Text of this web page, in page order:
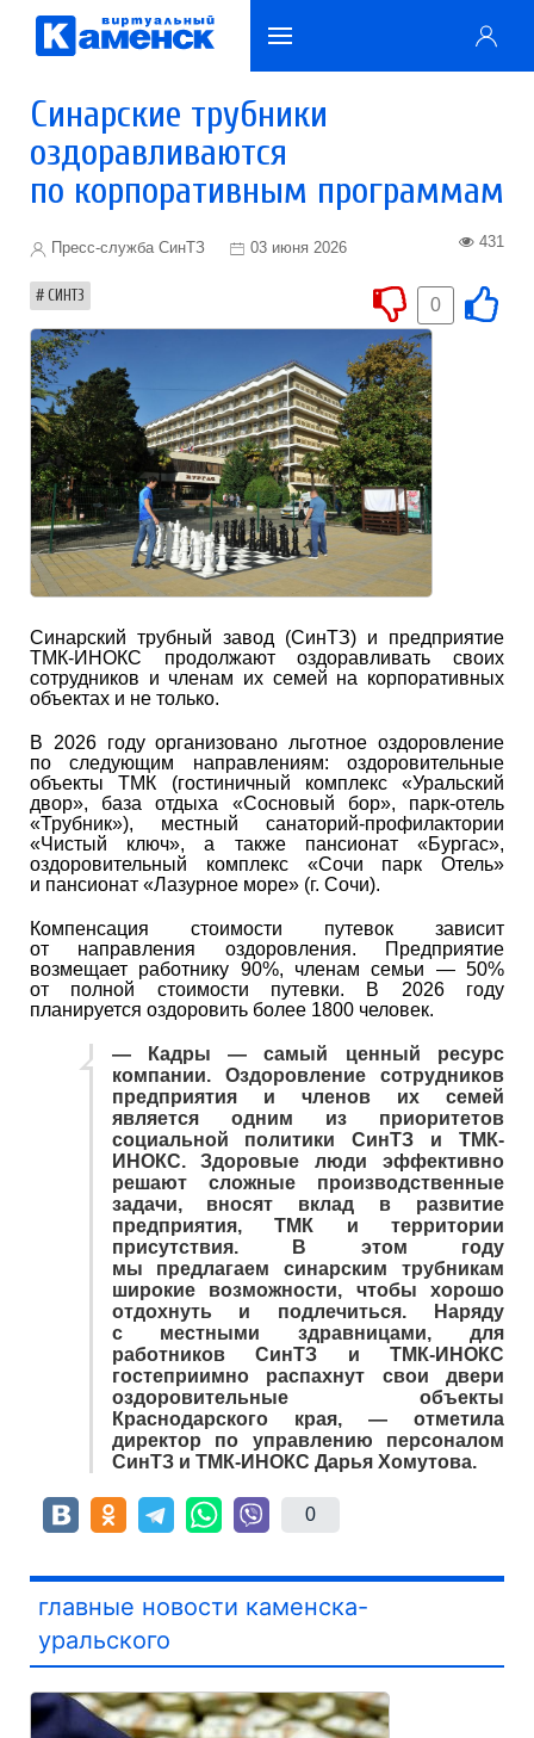
Синарские трубники
оздоравливаются
по корпоративным программам
Пресс-служба СинТЗ 03 июня 2026 431
СИНТЗ 0
Синарский трубный завод (СинТЗ) и предприятие
ТМК-ИНОКС продолжают оздоравливать своих
сотрудников и членам их семей на корпоративных
объектах и не только.
В 2026 году организовано льготное оздоровление
по следующим направлениям: оздоровительные
объекты ТМК (гостиничный комплекс «Уральский
двор», база отдыха «Сосновый бор», парк-отель
«Трубник»), местный санаторий-профилактории
«Чистый ключ», а также пансионат «Бургас»,
оздоровительный комплекс «Сочи парк Отель»
и пансионат «Лазурное море» (г. Сочи).
Компенсация стоимости путевок зависит
от направления оздоровления. Предприятие
возмещает работнику 90%, членам семьи — 50%
от полной стоимости путевки. В 2026 году
планируется оздоровить более 1800 человек.
— Кадры — самый ценный ресурс
компании. Оздоровление сотрудников
предприятия и членов их семей
является одним из приоритетов
социальной политики СинТЗ и ТМК-
ИНОКС. Здоровые люди эффективно
решают сложные производственные
задачи, вносят вклад в развитие
предприятия, ТМК и территории
присутствия. В этом году
мы предлагаем синарским трубникам
широкие возможности, чтобы хорошо
отдохнуть и подлечиться. Наряду
с местными здравницами, для
работников СинТЗ и ТМК-ИНОКС
гостеприимно распахнут свои двери
оздоровительные объекты
Краснодарского края, — отметила
директор по управлению персоналом
СинТЗ и ТМК-ИНОКС Дарья Хомутова.
0
главные новости каменска-
уральского